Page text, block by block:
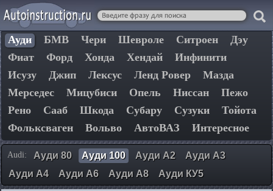
Ауди БМВ Чери Шевроле Ситроен
Дэу
Фиат
Форд Хонда Хендай
Инфинити
Исузу
Джип Лексус Ленд Ровер
Мазда
Мерседес
Мицубиси Опель Ниссан
Пежо
Рено
Сааб Шкода Субару Сузуки
Тойота
Фольксваген
Вольво АвтоВАЗ Интересное
Audi: Ауди 80 Ауди 100 Ауди А2
Ауди А3
Ауди А4
Ауди А6 Ауди А8 Ауди КУ5